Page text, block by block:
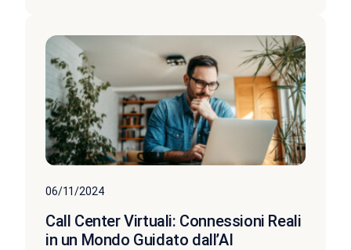
06/11/2024
Call Center Virtuali: Connessioni Reali
in un Mondo Guidato dall’AI